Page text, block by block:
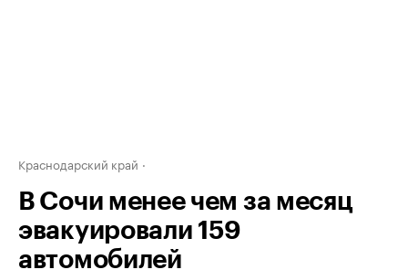
Краснодарский край
В Сочи менее чем за месяц
эвакуировали 159
автомобилей